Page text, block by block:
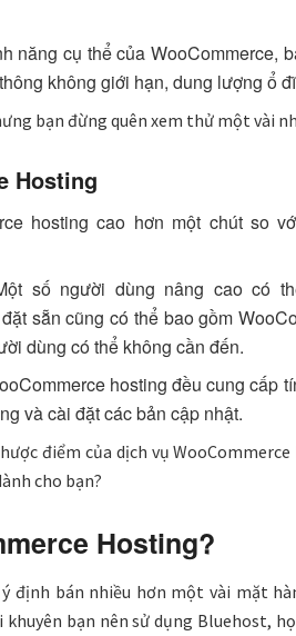
năng cụ thể của WooCommerce,
không giới hạn, dung lượng ổ
bạn đừng quên xem thử một vài
Hosting
hosting cao hơn một chút so
số người dùng nâng cao có
sẵn cũng có thể bao gồm
dùng có thể không cần đến.
hosting đều cung cấp
và cài đặt các bản cập nhật.
điểm của dịch vụ
cho bạn?
Hosting?
định bán nhiều hơn một vài mặt
khuyên bạn nên sử dụng Bluehost,